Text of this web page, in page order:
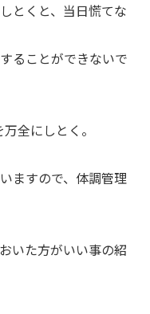
とくと、当日慌てな
ることができないで
全にしとく。
ますので、体調管理
いた方がいい事の紹